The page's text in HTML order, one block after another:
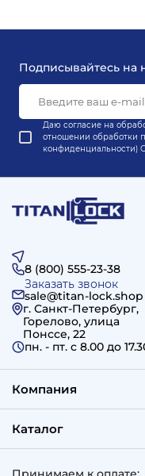
Подписывайтесь на
Даю согласие на
отношении обработки
конфиденциальности)
8 (800) 555-23-38
Заказать звонок
sale@titan-lock.shop
г. Санкт-Петербург,
Горелово, улица
Понссе, 22
пн. - пт. c 8.00 до
Компания
Каталог